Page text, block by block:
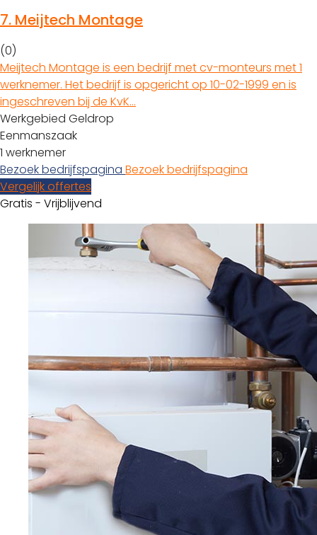
7. Meijtech Montage
(0)
Meijtech Montage is een bedrijf met cv-monteurs met 1
werknemer. Het bedrijf is opgericht op 10-02-1999 en is
ingeschreven bij de KvK…
Werkgebied Geldrop
Eenmanszaak
1 werknemer
Bezoek bedrijfspagina Bezoek bedrijfspagina
Vergelijk offertes
Gratis - Vrijblijvend